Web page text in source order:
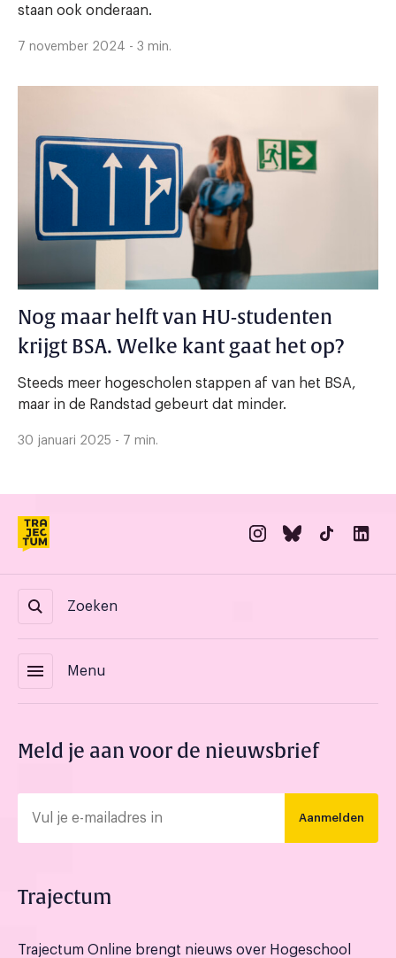
staan ook onderaan.
7 november 2024 - 3 min.
Nog maar helft van HU-studenten
krijgt BSA. Welke kant gaat het op?
Steeds meer hogescholen stappen af van het BSA,
maar in de Randstad gebeurt dat minder.
30 januari 2025 - 7 min.
Zoeken
menu Menu
Meld je aan voor de nieuwsbrief
Aanmelden
Trajectum
Trajectum Online brengt nieuws over Hogeschool